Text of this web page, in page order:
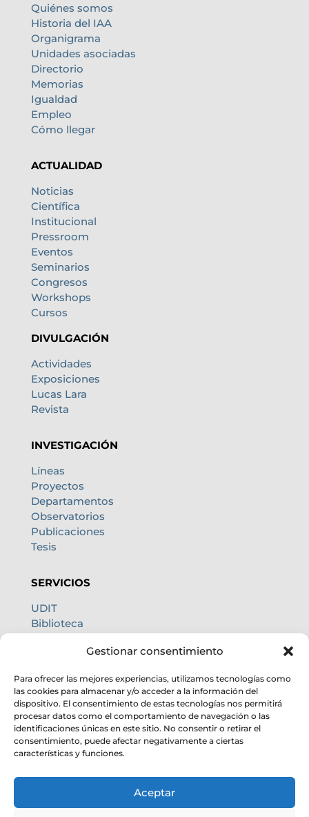
Gestionar consentimiento
Para ofrecer las mejores experiencias, utilizamos tecnologías como
las cookies para almacenar y/o acceder a la información del
dispositivo. El consentimiento de estas tecnologías nos permitirá
procesar datos como el comportamiento de navegación o las
identificaciones únicas en este sitio. No consentir o retirar el
consentimiento, puede afectar negativamente a ciertas
características y funciones.
Aceptar
Quiénes somos
Historia del IAA
Organigrama
Unidades asociadas
Directorio
Memorias
Igualdad
Empleo
Cómo llegar
ACTUALIDAD
Noticias
Científica
Institucional
Pressroom
Eventos
Seminarios
Congresos
Workshops
Cursos
DIVULGACIÓN
Actividades
Exposiciones
Lucas Lara
Revista
INVESTIGACIÓN
Líneas
Proyectos
Departamentos
Observatorios
Publicaciones
Tesis
SERVICIOS
UDIT
Biblioteca
Oficina internacional